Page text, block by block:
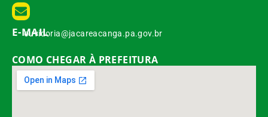
E-MAIL
ouvidoria@jacareacanga.pa.gov.br
COMO CHEGAR À PREFEITURA